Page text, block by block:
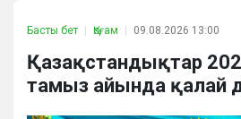
Басты бет Қоғам 09.08.2026 13:00
Қазақстандықтар
тамыз айында қалай